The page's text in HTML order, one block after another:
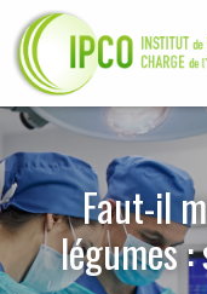
Aller
Aller
Faut-il
légumes